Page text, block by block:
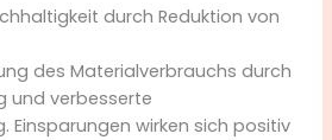
durch Reduktion von
des Materialverbrauchs durch
und verbesserte
Einsparungen wirken sich positiv